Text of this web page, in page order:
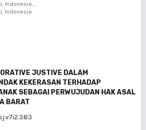
Indonesia ,
Indonesia
JUSTIVE DALAM
KEKERASAN TERHADAP
SEBAGAI PERWUJUDAN HAK ASAL
BARAT